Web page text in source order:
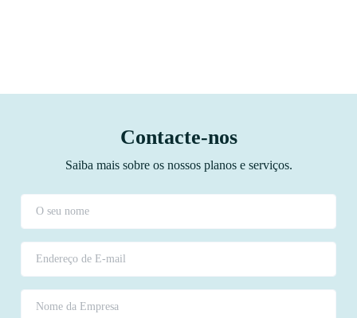
Contacte-nos
Saiba mais sobre os nossos planos e serviços.